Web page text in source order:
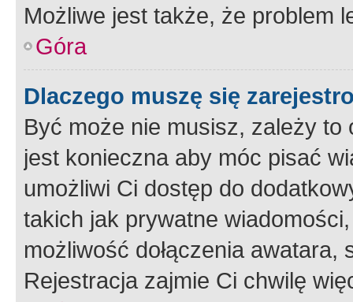
Możliwe jest także, że problem
Góra
Dlaczego muszę się
Być może nie musisz, zależy
jest konieczna aby móc pisać
umożliwi Ci dostęp do
takich jak prywatne
możliwość dołączenia
Rejestracja zajmie Ci chwilę